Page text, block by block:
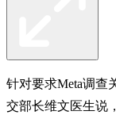
针对要求Meta调查
交部长维文医生说